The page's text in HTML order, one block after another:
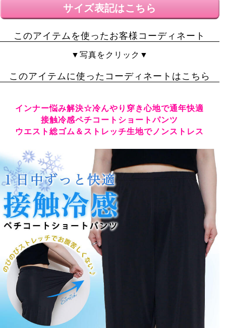
サイズ表記はこちら
このアイテムを使ったお客様コーディネート
▼写真をクリック▼
このアイテムに使ったコーディネートはこちら
インナー悩み解決☆冷んやり穿き心地で通年快適
接触冷感ペチコートショートパンツ
ウエスト総ゴム＆ストレッチ生地でノンストレス